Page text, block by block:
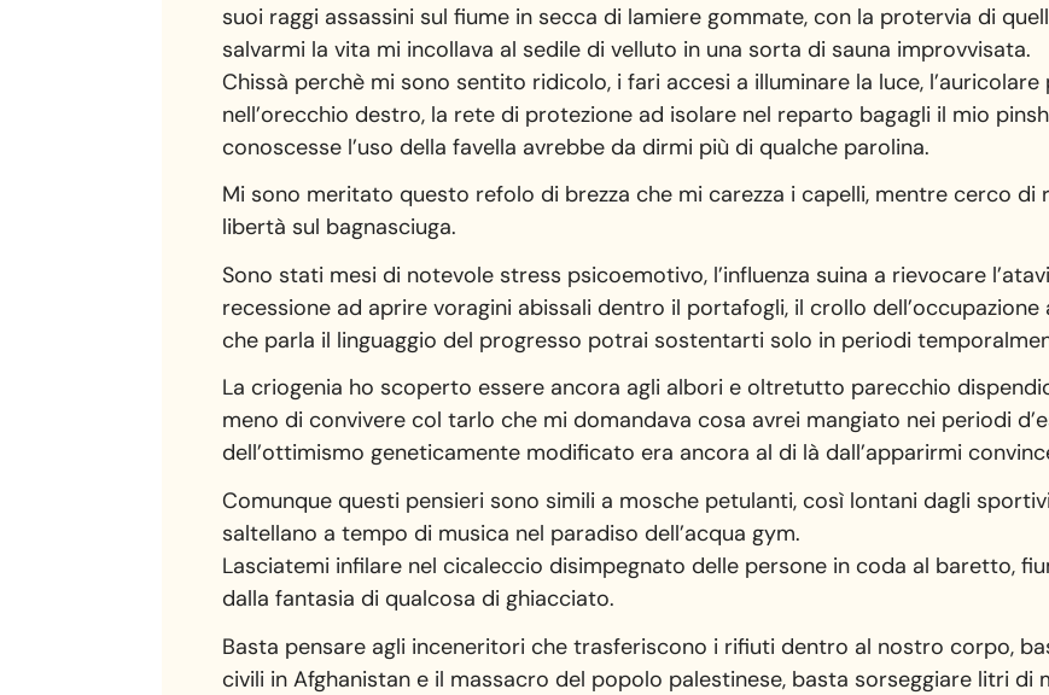
suoi raggi assassini sul fiume in secca di lamiere gommate, con la protervia di
salvarmi la vita mi incollava al sedile di velluto in una sorta di sauna improvvisata.
Chissà perchè mi sono sentito ridicolo, i fari accesi a illuminare la luce,
nell’orecchio destro, la rete di protezione ad isolare nel reparto bagagli il mio
conoscesse l’uso della favella avrebbe da dirmi più di qualche parolina.
Mi sono meritato questo refolo di brezza che mi carezza i capelli, mentre cerco
libertà sul bagnasciuga.
Sono stati mesi di notevole stress psicoemotivo, l’influenza suina a rievocare
recessione ad aprire voragini abissali dentro il portafogli, il crollo
che parla il linguaggio del progresso potrai sostentarti solo in periodi
La criogenia ho scoperto essere ancora agli albori e oltretutto parecchio
meno di convivere col tarlo che mi domandava cosa avrei mangiato nei periodi
dell’ottimismo geneticamente modificato era ancora al di là dall’apparirmi
Comunque questi pensieri sono simili a mosche petulanti, così lontani dagli
saltellano a tempo di musica nel paradiso dell’acqua gym.
Lasciatemi infilare nel cicaleccio disimpegnato delle persone in coda al baretto,
dalla fantasia di qualcosa di ghiacciato.
Basta pensare agli inceneritori che trasferiscono i rifiuti dentro al nostro corpo,
civili in Afghanistan e il massacro del popolo palestinese, basta sorseggiare litri di